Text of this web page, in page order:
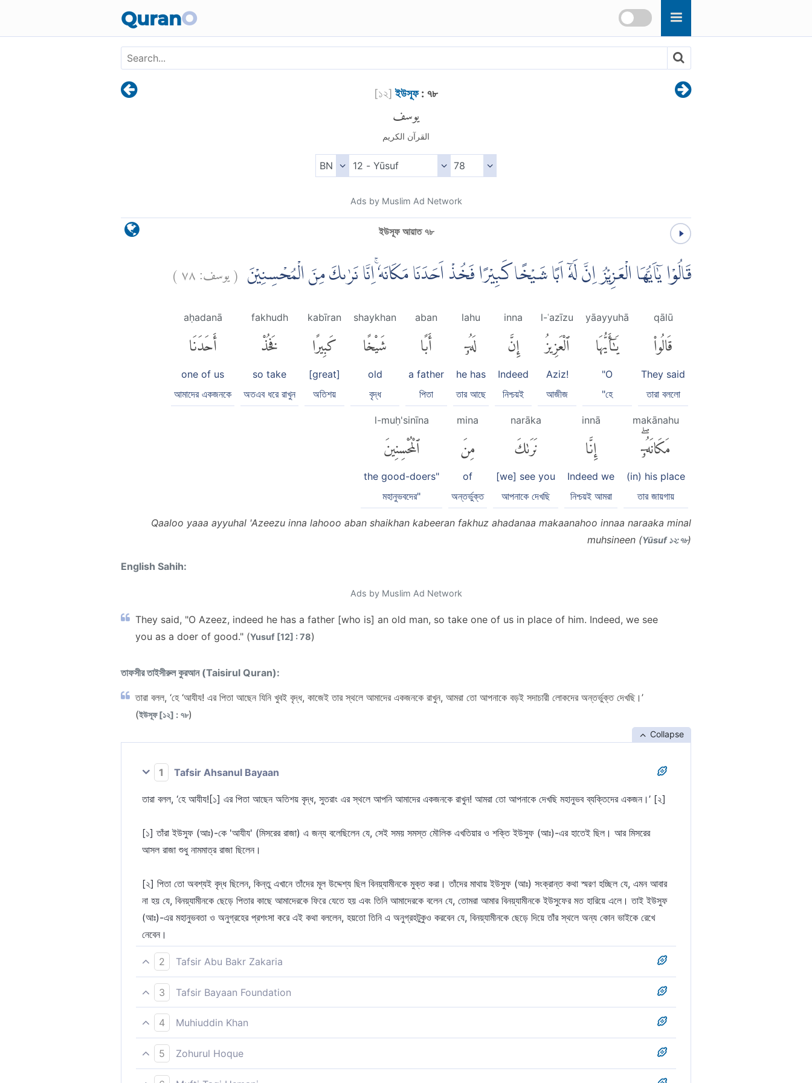
QuranO
[১২] ইউসূফ: ৭৮
يوسف
القرآن الكريم
Ads by Muslim Ad Network
ইউসূফ আয়াত ৭৮
قَالُوْا يٰٓاَيُّهَا الْعَزِيْزُ اِنَّ لَهٗٓ اَبًا شَيْخًا كَبِيْرًا فَخُذْ اَحَدَنَا مَكَانَهٗ ۚاِنَّا نَرٰىكَ مِنَ الْمُحْسِنِيْنَ (يوسف:٧٨)
qālū
قَالُوا۟
They said
তারা বললো
yāayyuhā
يَٰٓأَيُّهَا
"O
"হে
l-ʿazīzu
ٱلْعَزِيزُ
Aziz!
আজীজ
inna
إِنَّ
Indeed
নিশ্চয়ই
lahu
لَهُۥٓ
he has
তার আছে
aban
أَبًا
a father
পিতা
shaykhan
شَيْخًا
old
বৃদ্ধ
kabīran
كَبِيرًا
[great]
অতিশয়
fakhudh
فَخُذْ
so take
অতএব ধরে রাখুন
aḥadanā
أَحَدَنَا
one of us
আমাদের একজনকে
makānahu
مَكَانَهُۥٓۖ
(in) his place
তার জায়গায়
innā
إِنَّا
Indeed we
নিশ্চয়ই আমরা
narāka
نَرَىٰكَ
[we] see you
আপনাকে দেখছি
mina
مِنَ
of
অন্তর্ভুক্ত
l-muḥ'sinīna
ٱلْمُحْسِنِينَ
the good-doers"
মহানুভবদের"
Qaaloo yaaa ayyuhal 'Azeezu inna lahooo aban shaikhan kabeeran fakhuz ahadanaa makaanahoo innaa naraaka minal
muhsineen (Yūsuf ১২:৭৮)
English Sahih:
Ads by Muslim Ad Network
They said, "O Azeez, indeed he has a father [who is] an old man, so take one of us in place of him. Indeed, we see
you as a doer of good." (Yusuf [12] : 78)
তাফসীর তাইসীরুল কুরআন (Taisirul Quran):
তারা বলল, ‘হে ‘আযীয! এর পিতা আছেন যিনি খুবই বৃদ্ধ, কাজেই তার স্থলে আমাদের একজনকে রাখুন, আমরা তো আপনাকে বড়ই সদাচারী লোকদের অন্তর্ভুক্ত দেখছি।’
(ইউসূফ [১২] : ৭৮)
Collapse
1 Tafsir Ahsanul Bayaan
তারা বলল, ‘হে আযীয![১] এর পিতা আছেন অতিশয় বৃদ্ধ, সুতরাং এর স্থলে আপনি আমাদের একজনকে রাখুন! আমরা তো আপনাকে দেখছি মহানুভব ব্যক্তিদের একজন।’ [২]
[১] তাঁরা ইউসুফ (আঃ)-কে 'আযীয' (মিসরের রাজা) এ জন্য বলেছিলেন যে, সেই সময় সমস্ত মৌলিক এখতিয়ার ও শক্তি ইউসুফ (আঃ)-এর হাতেই ছিল। আর মিসরের
আসল রাজা শুধু নামমাত্র রাজা ছিলেন।
[২] পিতা তো অবশ্যই বৃদ্ধ ছিলেন, কিন্তু এখানে তাঁদের মূল উদ্দেশ্য ছিল বিনয়্যামীনকে মুক্ত করা। তাঁদের মাথায় ইউসুফ (আঃ) সংক্রান্ত কথা স্মরণ হচ্ছিল যে, এমন আবার
না হয় যে, বিনয়্যামীনকে ছেড়ে পিতার কাছে আমাদেরকে ফিরে যেতে হয় এবং তিনি আমাদেরকে বলেন যে, তোমরা আমার বিনয়্যামীনকে ইউসুফের মত হারিয়ে এলে। তাই ইউসুফ
(আঃ)-এর মহানুভবতা ও অনুগ্রহের প্রশংসা করে এই কথা বললেন, হয়তো তিনি এ অনুগ্রহটুকুও করবেন যে, বিনয়্যামীনকে ছেড়ে দিয়ে তাঁর স্থলে অন্য কোন ভাইকে রেখে
নেবেন।
2 Tafsir Abu Bakr Zakaria
তারা বলল, ‘হে ‘আযীয, এর পিতা তো অত্যন্ত বৃদ্ধ; কাজেই এর জায়গায় আপনি আমাদের একজনকে রাখুন। আমরা তো আপনাকে দেখছি মুহসিন ব্যক্তিদের একজন [১]।’
[১] ইউসুফ ভ্রাতারা যখন দেখল যে, কোন চেষ্টাই সফল হচ্ছে না এবং বিনইয়ামীনকে এখানে ছেড়ে যাওয়া ব্যতীত গত্যন্তর নেই; তখন তারা প্রার্থনা জানাল যে, এর পিতা
নিরতিশয় বয়োবৃদ্ধ ও দুর্বল। এর বিচ্ছেদের যাতনা সহ্য করা তার পক্ষে সম্ভবপর নয়। তাই আপনি এর পরিবর্তে আমাদের কাউকে গ্রেফতার করে নিন। আমরা দেখছি, আপনি
খুবই অনুগ্রহশীল। এ ভরসায়ই আমরা এ প্রার্থনা জানাচ্ছি। অথবা অর্থ এই যে, আপনি পূর্বেও আমাদের প্রতি অনুগ্রহ করেছেন। অথবা এ অনুগ্রহ আমাদের উপর আপনার
থাকবে। [কুরতুবী]
3 Tafsir Bayaan Foundation
তারা বলল, ‘হে আযীয, তার পিতা বড় বৃদ্ধ, আপনি তার স্থলে আমাদের একজনকে নিন, আমরা তো আপনাকে দেখছি সৎকর্মশীলদের অন্তর্ভুক্ত।
4 Muhiuddin Khan
তারা বলতে লাগলঃ হে আযীয, তার পিতা আছেন, যিনি খুবই বৃদ্ধ বয়স্ক। সুতরাং আপনি আমাদের একজনকে তার বদলে রেখে দিন। আমরা আপনাকে অনুগ্রহশীল ব্যক্তিদের
একজন দেখতে পাচ্ছি।
5 Zohurul Hoque
ওরা বললে -- ''ওহে প্রধান! এর পিতা আছেন, অত্যন্ত বুড়ো মানুষ, অতএব তার জায়গায় আমাদের একজনকে রেখে নিন, যেহেতু আমরা আপনাকে দেখছি মহানুভবদের